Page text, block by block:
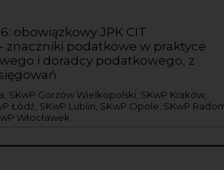
obowiązkowy JPK CIT
znaczniki podatkowe w praktyce
i doradcy podatkowego, z
SKwP Gorzów Wielkopolski, SKwP Kraków,
Łódź, SKwP Lublin, SKwP Opole, SKwP
Włocławek